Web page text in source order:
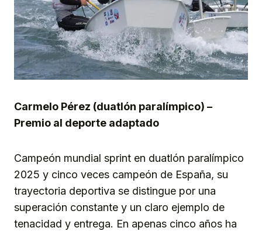
Carmelo Pérez (duatlón paralímpico) –
Premio al deporte adaptado
Campeón mundial sprint en duatlón paralímpico
2025 y cinco veces campeón de España, su
trayectoria deportiva se distingue por una
superación constante y un claro ejemplo de
tenacidad y entrega. En apenas cinco años ha